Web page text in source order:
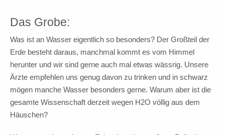
Das Grobe:
Was ist an Wasser eigentlich so besonders? Der Großteil der
Erde besteht daraus, manchmal kommt es vom Himmel
herunter und wir sind gerne auch mal etwas wässrig. Unsere
Ärzte empfehlen uns genug davon zu trinken und in schwarz
mögen manche Wasser besonders gerne. Warum aber ist die
gesamte Wissenschaft derzeit wegen H2O völlig aus dem
Häuschen?